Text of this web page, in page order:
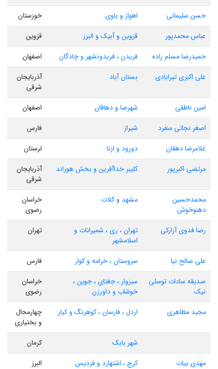
حسن سلیمانی
اهواز و باوی
خوزستان
عباس محمدپور
قزوین و آبیک و البرز
قزوین
حمیدرضا مسلم زاده
فریدن ، فریدونشهر و چادگان
اصفهان
علی اکبری تیرابادی
بستان آباد
آذربایجان
شرقی
امین ناطقی
شهرضا و دهاقان
اصفهان
اصغر نجاتی منفرد
شیراز
فارس
غلامرضا دهقان
دورود و ازنا
لرستان
مرتضی اکبرپور
کلیبر خداآفرین و بخش هوراند
آذربایجان
شرقی
محمدحسین
دهنوخوش
مشهد و کلات
خراسان
رضوی
رضا فدوی آزارکی
تهران ، ری ، شمیرانات و
اسلامشهر
تهران
علی صالح نیا سروستان ، خرامه و کوار
فارس
صدیقه سادات توسلی
نیک
سبزوار ، جغتای ، جوین ،
خوشاب و داورزن
خراسان
رضوی
مجید مظاهری
اردل ، فارسان ، کوهرنگ و کیار
چهارمحال
و بختیاری
شهر بابک
کرمان
مهدی بیات
کرج ، اشتهارد و فردیس
البرز